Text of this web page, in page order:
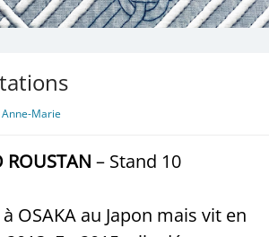
Anne-Marie
ROUSTAN – Stand 10
OSAKA au Japon mais vit en